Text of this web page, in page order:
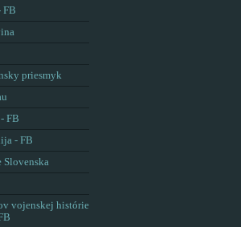
FB
priesmyk
FB
- FB
Slovenska
vojenskej histórie